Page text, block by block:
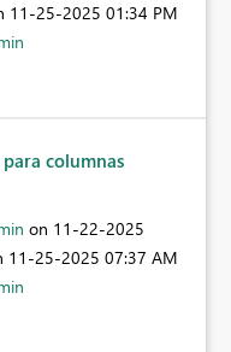
‎11-25-2025 01:34 PM
columnas
on ‎11-22-2025
‎11-25-2025 07:37 AM